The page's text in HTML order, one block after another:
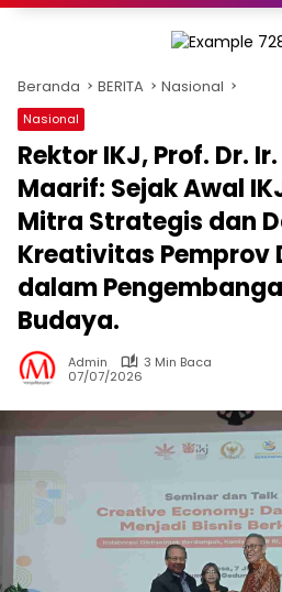
Beranda BERITA Nasional
Nasional
Rektor IKJ, Prof. Dr.
Maarif: Sejak Awal
Mitra Strategis dan
Kreativitas Pemprov
dalam
Budaya.
Admin
3 Min Baca
07/07/2026